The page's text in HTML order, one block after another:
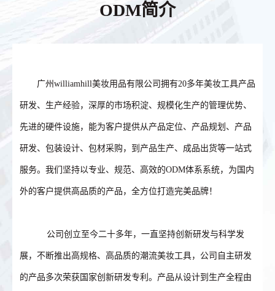
ODM简介
广州williamhill美妆用品有限公司拥有20多年美妆工具产品
研发、生产经验，深厚的市场积淀、规模化生产的管理优势、
先进的硬件设施，能为客户提供从产品定位、产品规划、产品
研发、包装设计、包材采购，到产品生产、成品出货等一站式
服务。我们坚持以专业、规范、高效的ODM体系系统，为国内
外的客户提供高品质的产品，全方位打造完美品牌！
公司创立至今二十多年，一直坚持创新研发与科学发
展，不断推出高规格、高品质的潮流美妆工具，公司自主研发
的产品多次荣获国家创新研发专利。产品从设计到生产全程由